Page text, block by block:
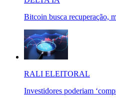
Bitcoin busca recuperação,
RALI ELEITORAL
Investidores poderiam